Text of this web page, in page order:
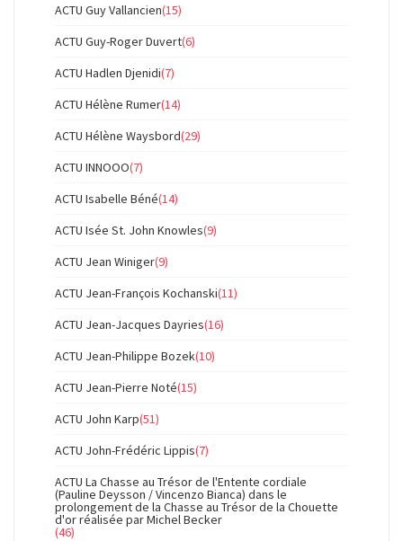
ACTU Guy Vallancien(15)
ACTU Guy-Roger Duvert(6)
ACTU Hadlen Djenidi(7)
ACTU Hélène Rumer(14)
ACTU Hélène Waysbord(29)
ACTU INNOOO(7)
ACTU Isabelle Béné(14)
ACTU Isée St. John Knowles(9)
ACTU Jean Winiger(9)
ACTU Jean-François Kochanski(11)
ACTU Jean-Jacques Dayries(16)
ACTU Jean-Philippe Bozek(10)
ACTU Jean-Pierre Noté(15)
ACTU John Karp(51)
ACTU John-Frédéric Lippis(7)
ACTU La Chasse au Trésor de l'Entente cordiale
(Pauline Deysson / Vincenzo Bianca) dans le
prolongement de la Chasse au Trésor de la Chouette
d'or réalisée par Michel Becker
(46)